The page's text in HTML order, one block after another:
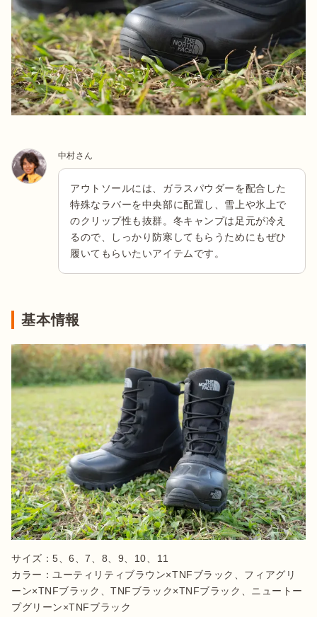
中村さん
アウトソールには、ガラスパウダーを配合した
特殊なラバーを中央部に配置し、雪上や氷上で
のクリップ性も抜群。冬キャンプは足元が冷え
るので、しっかり防寒してもらうためにもぜひ
履いてもらいたいアイテムです。
基本情報
サイズ：5、6、7、8、9、10、11
カラー：ユーティリティブラウン×TNFブラック、フィアグリ
ーン×TNFブラック、TNFブラック×TNFブラック、ニュートー
プグリーン×TNFブラック